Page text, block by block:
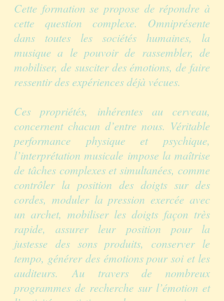
Cette formation se propose de répondre à
cette question complexe. Omniprésente
dans toutes les sociétés humaines, la
musique a le pouvoir de rassembler, de
mobiliser, de susciter des émotions, de faire
ressentir des expériences déjà vécues.
Ces propriétés, inhérentes au cerveau,
concernent chacun d’entre nous. Véritable
performance physique et psychique,
l’interprétation musicale impose la maîtrise
de tâches complexes et simultanées, comme
contrôler la position des doigts sur des
cordes, moduler la pression exercée avec
un archet, mobiliser les doigts façon très
rapide, assurer leur position pour la
justesse des sons produits, conserver le
tempo, générer des émotions pour soi et les
auditeurs. Au travers de nombreux
programmes de recherche sur l’émotion et